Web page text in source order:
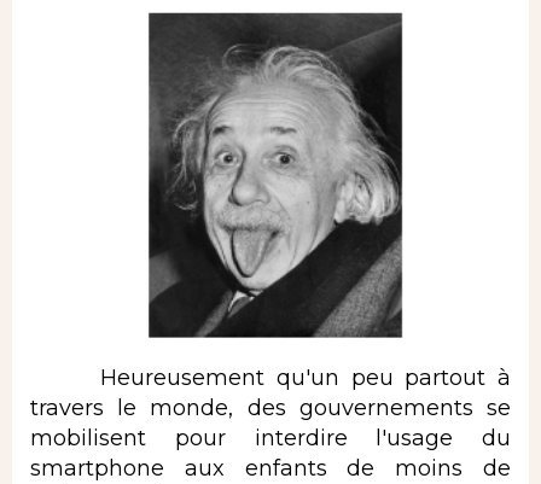
Heureusement qu'un peu partout à
travers le monde, des gouvernements se
mobilisent pour interdire l'usage du
smartphone aux enfants de moins de